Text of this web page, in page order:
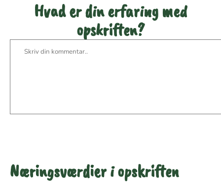
Hvad er din erfaring med
opskriften?
Næringsværdier i opskriften